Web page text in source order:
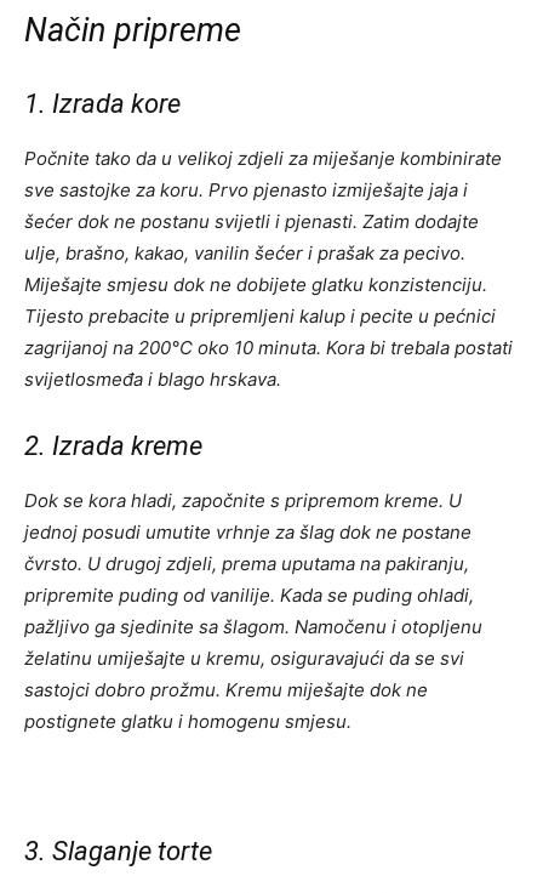
Način pripreme
1. Izrada kore
Počnite tako da u velikoj zdjeli za miješanje kombinirate
sve sastojke za koru. Prvo pjenasto izmiješajte jaja i
šećer dok ne postanu svijetli i pjenasti. Zatim dodajte
ulje, brašno, kakao, vanilin šećer i prašak za pecivo.
Miješajte smjesu dok ne dobijete glatku konzistenciju.
Tijesto prebacite u pripremljeni kalup i pecite u pećnici
zagrijanoj na 200°C oko 10 minuta. Kora bi trebala postati
svijetlosmeđa i blago hrskava.
2. Izrada kreme
Dok se kora hladi, započnite s pripremom kreme. U
jednoj posudi umutite vrhnje za šlag dok ne postane
čvrsto. U drugoj zdjeli, prema uputama na pakiranju,
pripremite puding od vanilije. Kada se puding ohladi,
pažljivo ga sjedinite sa šlagom. Namočenu i otopljenu
želatinu umiješajte u kremu, osiguravajući da se svi
sastojci dobro prožmu. Kremu miješajte dok ne
postignete glatku i homogenu smjesu.
3. Slaganje torte